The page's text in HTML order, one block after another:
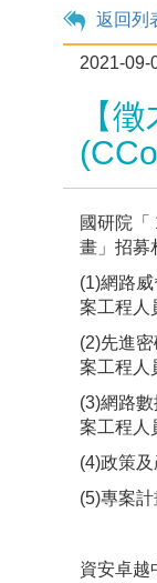
返回列
2021-09-
【
國研院「
畫」招募
(1)網路
案工程人
(2)先進
案工程人
(3)網路
案工程人
(4)政策
(5)專案
資安卓越